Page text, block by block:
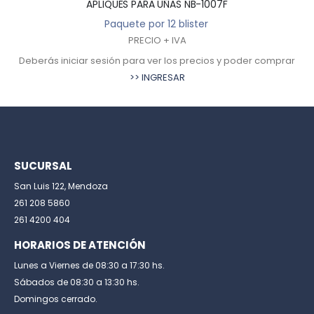
APLIQUES PARA UÑAS NB-1007F
Paquete por 12 blister
PRECIO + IVA
Deberás iniciar sesión para ver los precios y poder comprar
>> INGRESAR
SUCURSAL
San Luis 122, Mendoza
261 208 5860
261 4200 404
HORARIOS DE ATENCIÓN
Lunes a Viernes de 08:30 a 17:30 hs.
Sábados de 08:30 a 13:30 hs.
Domingos cerrado.